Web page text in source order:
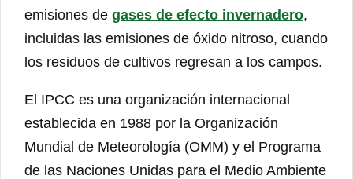
emisiones de gases de efecto invernadero,
incluidas las emisiones de óxido nitroso, cuando
los residuos de cultivos regresan a los campos.
El IPCC es una organización internacional
establecida en 1988 por la Organización
Mundial de Meteorología (OMM) y el Programa
de las Naciones Unidas para el Medio Ambiente